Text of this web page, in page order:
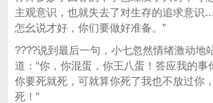
主观意识，也就失去了对生存的追求意
怎幺说才好，你们要做好准备。”
????说到最后一句，小七忽然情绪激动地
道：“你，你混蛋，你王八蛋！答应我的事
你要死就死，可就算你死了我也不放过你
死！”